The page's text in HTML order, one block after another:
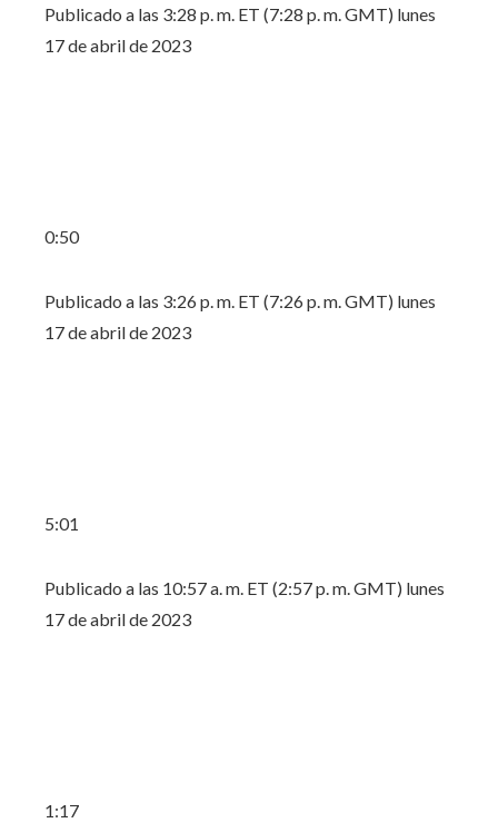
Publicado a las 3:28 p. m. ET (7:28 p. m. GMT) lunes
17 de abril de 2023
0:50
Publicado a las 3:26 p. m. ET (7:26 p. m. GMT) lunes
17 de abril de 2023
5:01
Publicado a las 10:57 a. m. ET (2:57 p. m. GMT) lunes
17 de abril de 2023
1:17